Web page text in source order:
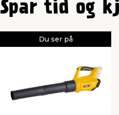
Spar tid og
Du ser på